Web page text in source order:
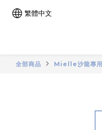
繁體中文
全部商品 Mielle沙龍專用